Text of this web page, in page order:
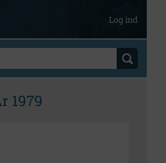
Log ind
1979